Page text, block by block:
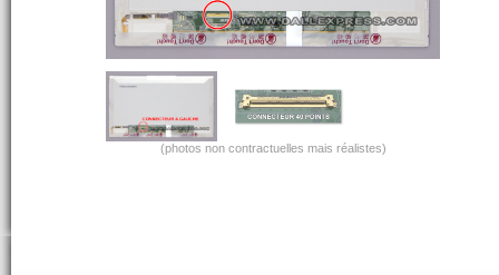
(photos non contractuelles mais réalistes)